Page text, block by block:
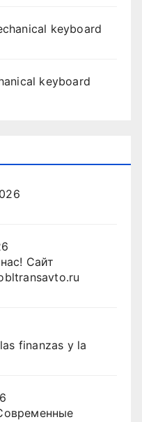
keyboard
keyboard
Сайт
finanzas y la